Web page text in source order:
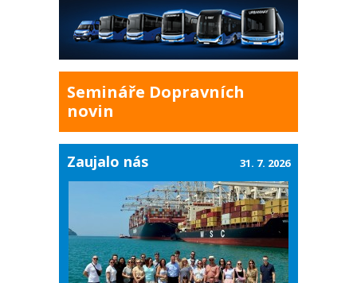
Semináře Dopravních
novin
Zaujalo nás 31. 7. 2026